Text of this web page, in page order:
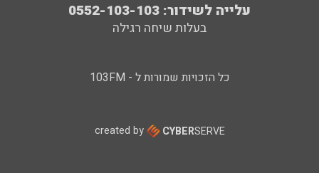
עלייה לשידור: 0552-103-103
בעלות שיחה רגילה
כל הזכויות שמורות ל - 103FM
created by CYBERSERVE